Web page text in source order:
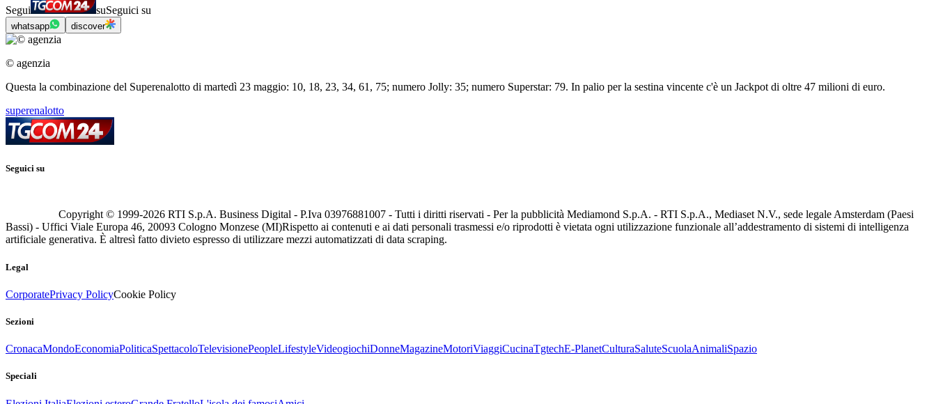
Segui suSeguici su
whatsapp discover
© agenzia
Questa la combinazione del Superenalotto di martedì 23 maggio: 10, 18, 23, 34, 61, 75; numero Jolly: 35; numero Superstar: 79. In palio per la sestina vincente c'è un Jackpot di oltre 47 milioni di euro.
superenalotto
Seguici su
Copyright © 1999-2026 RTI S.p.A. Business Digital - P.Iva 03976881007 - Tutti i diritti riservati - Per la pubblicità Mediamond S.p.A. - RTI S.p.A., Mediaset N.V., sede legale Amsterdam (Paesi
Bassi) - Uffici Viale Europa 46, 20093 Cologno Monzese (MI)Rispetto ai contenuti e ai dati personali trasmessi e/o riprodotti è vietata ogni utilizzazione funzionale all’addestramento di sistemi di intelligenza
artificiale generativa. È altresì fatto divieto espresso di utilizzare mezzi automatizzati di data scraping.
Legal
CorporatePrivacy PolicyCookie Policy
Sezioni
CronacaMondoEconomiaPoliticaSpettacoloTelevisionePeopleLifestyleVideogiochiDonneMagazineMotoriViaggiCucinaTgtechE-PlanetCulturaSaluteScuolaAnimaliSpazio
Speciali